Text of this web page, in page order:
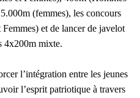
(femmes), les concours
et de lancer de javelot
4x200m mixte.
l’intégration entre les jeunes
l’esprit patriotique à travers